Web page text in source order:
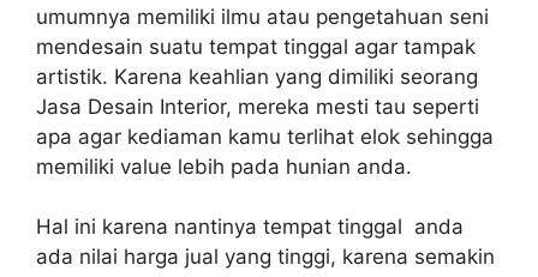
umumnya memiliki ilmu atau pengetahuan seni
mendesain suatu tempat tinggal agar tampak
artistik. Karena keahlian yang dimiliki seorang
Jasa Desain Interior, mereka mesti tau seperti
apa agar kediaman kamu terlihat elok sehingga
memiliki value lebih pada hunian anda.
Hal ini karena nantinya tempat tinggal anda
ada nilai harga jual yang tinggi, karena semakin